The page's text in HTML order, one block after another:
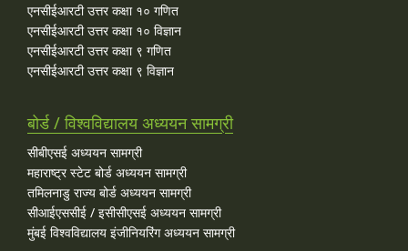
एनसीईआरटी उत्तर कक्षा १० गणित
एनसीईआरटी उत्तर कक्षा १० विज्ञान
एनसीईआरटी उत्तर कक्षा ९ गणित
एनसीईआरटी उत्तर कक्षा ९ विज्ञान
बोर्ड / विश्वविद्यालय अध्ययन सामग्री
सीबीएसई अध्ययन सामग्री
महाराष्ट्र स्टेट बोर्ड अध्ययन सामग्री
तमिलनाडु राज्य बोर्ड अध्ययन सामग्री
सीआईएससीई / इसीसीएसई अध्ययन सामग्री
मुंबई विश्वविद्यालय इंजीनियरिंग अध्ययन सामग्री